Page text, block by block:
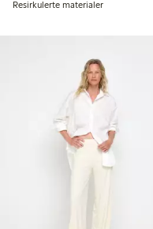
Resirkulerte materialer